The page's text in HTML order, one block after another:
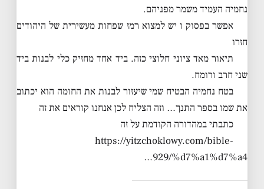
נחמיה העמיד משמר מפניהם.
אפשר בפסוק ו יש למצוא רמז שפחות מעשירית של היהודים
חזרו
תיאור מאד ציוני חלוצי כזה. ביד אחד מחזיק כלי לבנות ביד
שני חרב ורומח.
בטח נחמיה הבטיח שמי שיעזור לבנות את החומה הוא יכתוב
את שמו בספר התנך… וזה הצליח לכן אנחנו קוראים את זה
כתבתי במהדורה הקודמת על זה
https://yitzchoklowy.com/bible-
929/%d7%a1%d7%a4…